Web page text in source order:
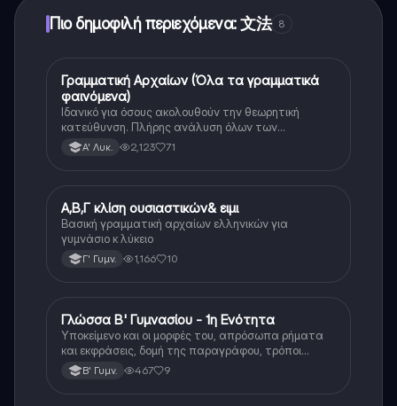
Πιο δημοφιλή περιεχόμενα: 文法 8
Αρχαία Ελληνικά
Γραμματική Αρχαίων (Όλα τα γραμματικά
φαινόμενα)
Ιδανικό για όσους ακολουθούν την θεωρητική
κατεύθυνση. Πλήρης ανάλυση όλων των
γραμματικών φαινομένων της αρχαίας Ελληνικής.
Α' Λυκ. 2,123 71
Αρχαία Ελληνικά
Α,Β,Γ κλίση ουσιαστικών& ειμι
Βασική γραμματική αρχαίων ελληνικών για
γυμνάσιο κ λύκειο
Γ' Γυμν. 1,166 10
Νέα Ελληνικά
Γλώσσα Β' Γυμνασίου - 1η Ενότητα
Υποκείμενο και οι μορφές του, απρόσωπα ρήματα
και εκφράσεις, δομή της παραγράφου, τρόποι
ανάπτυξης παραγράφου, αχώριστα μόρια.
Β' Γυμν. 467 9